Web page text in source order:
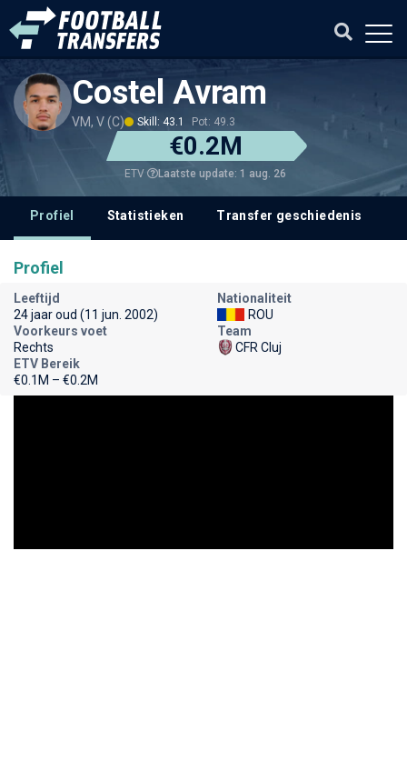
Costel Avram
VM, V (C) Skill: 43.1 Pot: 49.3
€0.2M
ETV Laatste update: 1 aug. 26
Profiel Statistieken Transfer geschiedenis
Profiel
Leeftijd
24 jaar oud (11 jun. 2002)
Nationaliteit
ROU
Voorkeurs voet
Rechts
Team
CFR Cluj
ETV Bereik
€0.1M – €0.2M